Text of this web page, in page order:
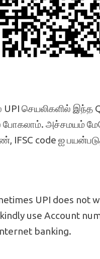
UPI செயலிகளில்
போகலாம். அச்சமயம்
IFSC code ஐ
UPI does not
use Account
banking.